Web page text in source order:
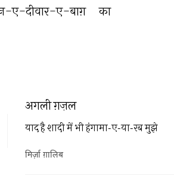
ए-दीवार-ए-बाग़ का
अगली ग़ज़ल
याद है शादी में भी हंगामा-ए-या-रब मुझे
मिर्ज़ा ग़ालिब